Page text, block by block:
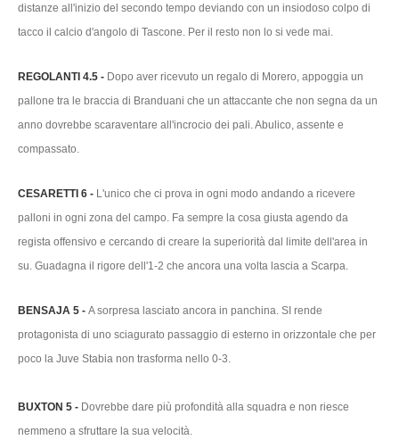
distanze all'inizio del secondo tempo deviando con un insiodoso colpo di
tacco il calcio d'angolo di Tascone. Per il resto non lo si vede mai.
REGOLANTI 4.5 - Dopo aver ricevuto un regalo di Morero, appoggia un
pallone tra le braccia di Branduani che un attaccante che non segna da un
anno dovrebbe scaraventare all'incrocio dei pali. Abulico, assente e
compassato.
CESARETTI 6 - L'unico che ci prova in ogni modo andando a ricevere
palloni in ogni zona del campo. Fa sempre la cosa giusta agendo da
regista offensivo e cercando di creare la superiorità dal limite dell'area in
su. Guadagna il rigore dell'1-2 che ancora una volta lascia a Scarpa.
BENSAJA 5 - A sorpresa lasciato ancora in panchina. SI rende
protagonista di uno sciagurato passaggio di esterno in orizzontale che per
poco la Juve Stabia non trasforma nello 0-3.
BUXTON 5 - Dovrebbe dare più profondità alla squadra e non riesce
nemmeno a sfruttare la sua velocità.